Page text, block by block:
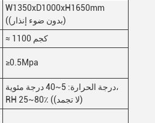
W1350xD1000xH1650mm
((بدون ضوء إنذار)
≈ 1100 كجم
≥0.5Mpa
درجة الحرارة: 5~40 درجة مئوية،
RH 25~80٪ ((لا تجمد)